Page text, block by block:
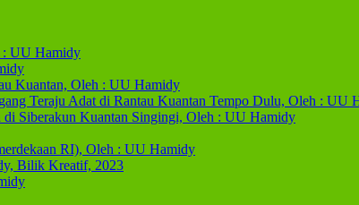
: UU Hamidy
Kuantan, Oleh : UU Hamidy
Teraju Adat di Rantau Kuantan Tempo Dulu, Oleh : UU
di Siberakun Kuantan Singingi, Oleh : UU Hamidy
RI), Oleh : UU Hamidy
Bilik Kreatif, 2023